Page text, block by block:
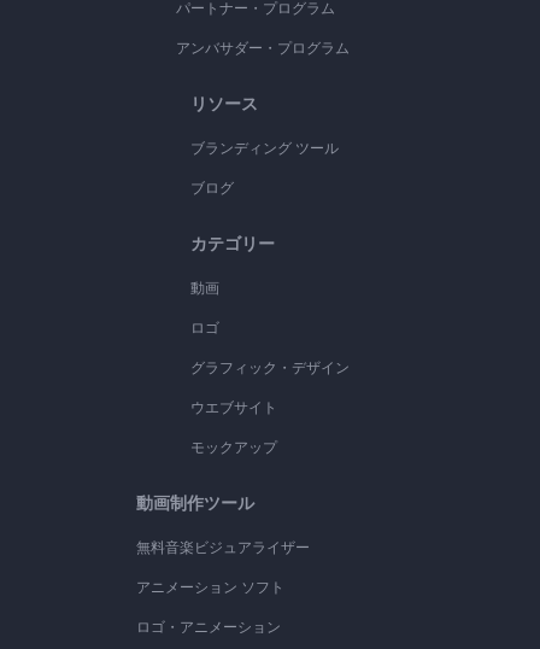
パートナー・プログラム
アンバサダー・プログラム
リソース
ブランディング ツール
ブログ
カテゴリー
動画
ロゴ
グラフィック・デザイン
ウエブサイト
モックアップ
動画制作ツール
無料音楽ビジュアライザー
アニメーション ソフト
ロゴ・アニメーション